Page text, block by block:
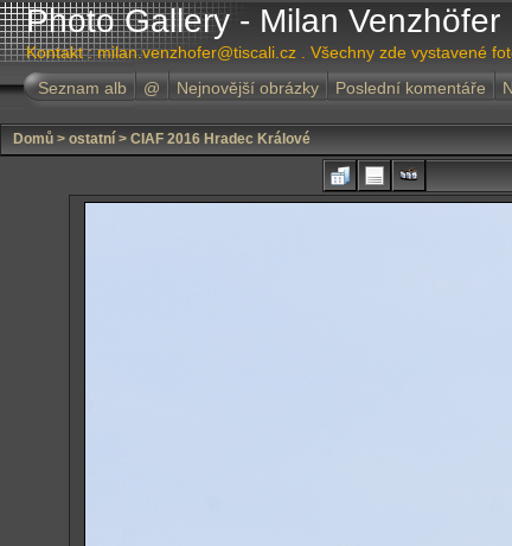
Photo Gallery - Milan Venzhöfer
Kontakt : milan.venzhofer@tiscali.cz . Všechny zde vystavené
Seznam alb
@ Nejnovější obrázky Poslední komentáře
Domů > ostatní > CIAF 2016 Hradec Králové